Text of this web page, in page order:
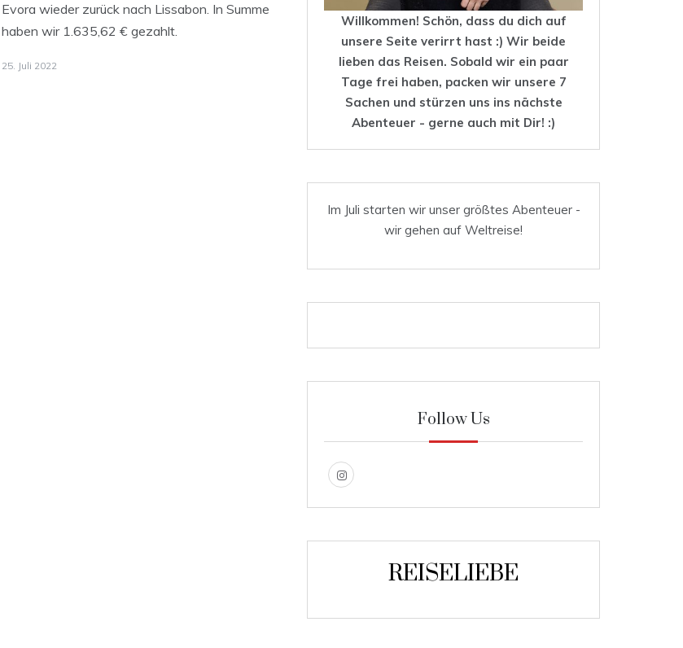
Evora wieder zurück nach Lissabon. In Summe
haben wir 1.635,62 € gezahlt.
25. Juli 2022
Willkommen! Schön, dass du dich auf
unsere Seite verirrt hast :) Wir beide
lieben das Reisen. Sobald wir ein paar
Tage frei haben, packen wir unsere 7
Sachen und stürzen uns ins nächste
Abenteuer - gerne auch mit Dir! :)
Im Juli starten wir unser größtes Abenteuer -
wir gehen auf Weltreise!
Follow Us
REISELIEBE